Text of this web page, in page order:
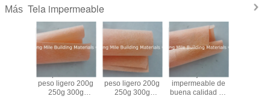
Más Tela impermeable
rollo Peso ligero
200g 250g 300g
1m x 30m por
rollo Peso ligero
200g 250g 300g
peso ligero 200g
250g 300g